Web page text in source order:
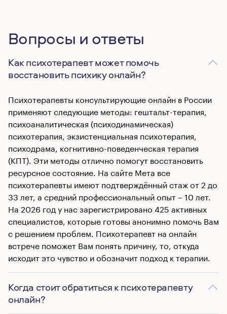
Вопросы и ответы
Как психотерапевт может помочь
восстановить психику онлайн?
Психотерапевты консультирующие онлайн в России
применяют следующие методы: гештальт-терапия,
психоаналитическая (психодинамическая)
психотерапия, экзистенциальная психотерапия,
психодрама, когнитивно-поведенческая терапия
(КПТ). Эти методы отлично помогут восстановить
ресурсное состояние. На сайте Мета все
психотерапевты имеют подтверждённый стаж от 2 до
33 лет, а средний профессиональный опыт – 10 лет.
На 2026 год у нас зарегистрировано 425 активных
специалистов, которые готовы анонимно помочь Вам
с решением проблем. Психотерапевт на онлайн
встрече поможет Вам понять причину, то, откуда
исходит это чувство и обозначит подход к терапии.
Когда стоит обратиться к психотерапевту
онлайн?